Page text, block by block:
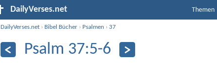
DailyVerses.net Themen
DailyVerses.net › Bibel Bücher › Psalmen ›37
Psalm 37:5-6